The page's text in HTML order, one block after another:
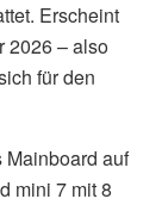
Erscheint
2026 – also
für den
auf
mini 7 mit 8